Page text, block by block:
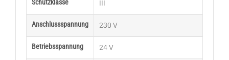
Schutzklasse III
Anschlussspannung 230 V
Betriebsspannung 24 V